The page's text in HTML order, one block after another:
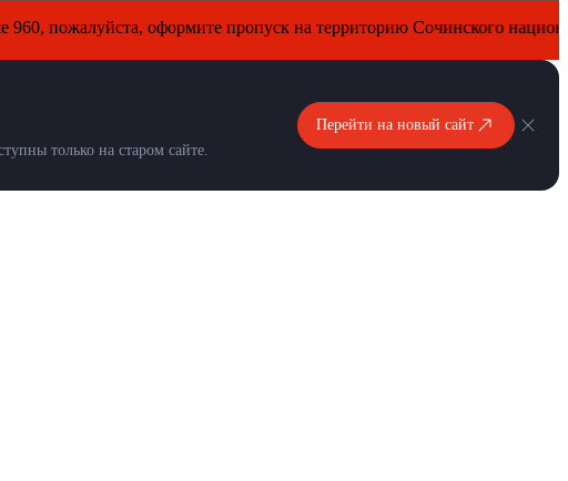
оформите пропуск на территорию Сочинского национального
только на старом сайте.
Перейти на новый сайт